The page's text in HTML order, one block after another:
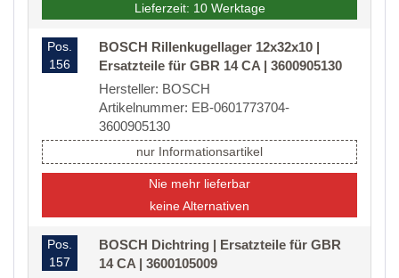
Lieferzeit: 10 Werktage
Pos.
156
BOSCH Rillenkugellager 12x32x10 |
Ersatzteile für GBR 14 CA | 3600905130
Hersteller: BOSCH
Artikelnummer: EB-0601773704-
3600905130
nur Informationsartikel
Nie mehr lieferbar
keine Alternativen
Pos.
157
BOSCH Dichtring | Ersatzteile für GBR
14 CA | 3600105009